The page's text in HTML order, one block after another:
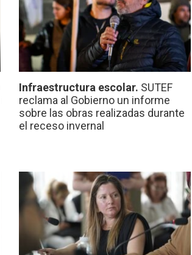
Infraestructura escolar. SUTEF
reclama al Gobierno un informe
sobre las obras realizadas durante
el receso invernal